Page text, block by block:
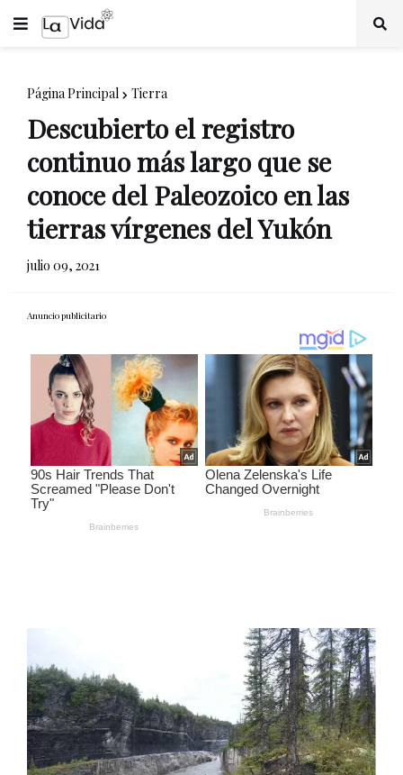
Página Principal Tierra
Descubierto el registro
continuo más largo que se
conoce del Paleozoico en las
tierras vírgenes del Yukón
julio 09, 2021
Anuncio publicitario